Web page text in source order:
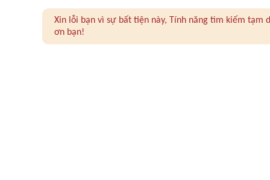
Xin lỗi bạn vì sự bất tiện này, Tính năng tìm kiếm
ơn bạn!